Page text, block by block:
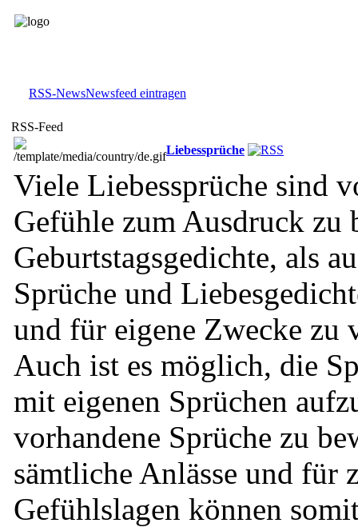
RSS-NewsNewsfeed eintragen
RSS-Feed
Liebessprüche
Viele Liebessprüche sind
Gefühle zum Ausdruck zu
Geburtstagsgedichte, als
Sprüche und
und für eigene Zwecke zu
Auch ist es möglich, die
mit eigenen Sprüchen
vorhandene Sprüche zu
sämtliche Anlässe und für
Gefühlslagen können